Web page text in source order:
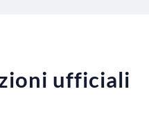
ufficiali